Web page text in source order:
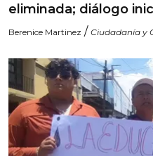
eliminada; diálogo
Berenice Martinez / Ciudadanía y